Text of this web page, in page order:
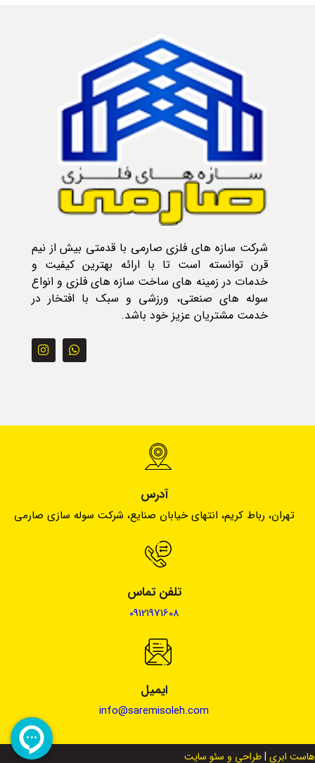
شرکت سازه های فلزی صارمی با قدمتی بیش از نیم
قرن توانسته است تا با ارائه بهترین کیفیت و
خدمات در زمینه های ساخت سازه های فلزی و انواع
سوله های صنعتی، ورزشی و سبک با افتخار در
خدمت مشتریان عزیز خود باشد.
آدرس
تهران، رباط کریم، انتهای خیابان صنایع، شرکت سوله سازی صارمی
تلفن تماس
09121971608
ایمیل
info@saremisoleh.com
هاست ابری |طراحی و سئو سایت